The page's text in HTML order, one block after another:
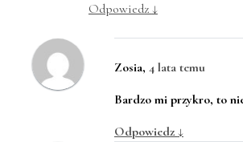
Odpowiedz ↓
Zosia, 4 lata temu
Bardzo mi przykro, to
Odpowiedz ↓